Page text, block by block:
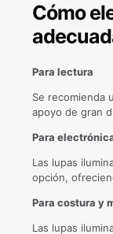
Cómo
Para lectura
Se recomienda
apoyo de gran
Para
Las lupas
opción,
Para costura y
Las lupas